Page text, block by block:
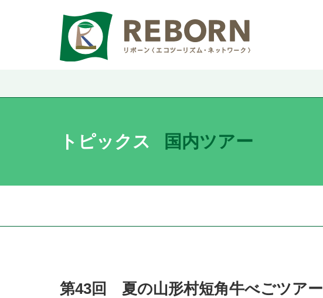
トピックス 国内ツアー
第43回 夏の山形村短角牛べごツアー